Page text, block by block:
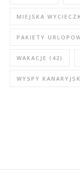
MIEJSKA
PAKIETY
WAKACJE (42)
WYSPY